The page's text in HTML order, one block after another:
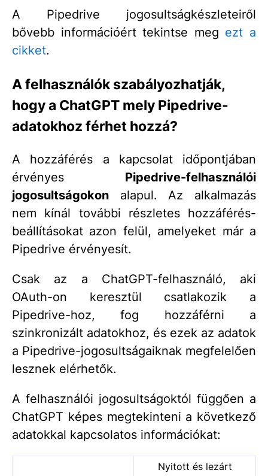
A Pipedrive jogosultságkészleteiről
bővebb információért tekintse meg ezt a
cikket.
A felhasználók szabályozhatják,
hogy a ChatGPT mely Pipedrive-
adatokhoz férhet hozzá?
A hozzáférés a kapcsolat időpontjában
érvényes Pipedrive-felhasználói
jogosultságokon alapul. Az alkalmazás
nem kínál további részletes hozzáférés-
beállításokat azon felül, amelyeket már a
Pipedrive érvényesít.
Csak az a ChatGPT-felhasználó, aki
OAuth-on keresztül csatlakozik a
Pipedrive-hoz, fog hozzáférni a
szinkronizált adatokhoz, és ezek az adatok
a Pipedrive-jogosultságaiknak megfelelően
lesznek elérhetők.
A felhasználói jogosultságoktól függően a
ChatGPT képes megtekinteni a következő
adatokkal kapcsolatos információkat:
Nyitott és lezárt